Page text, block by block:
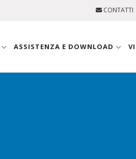
CONTATTI
ASSISTENZA E DOWNLOAD